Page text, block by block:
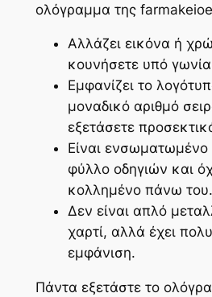
ολόγραμμα της
Αλλάζει εικόνα ή
κουνήσετε υπό
Εμφανίζει το
μοναδικό αριθμό
εξετάσετε
Είναι ενσωματωμένο
φύλλο οδηγιών και
κολλημένο πάνω του.
Δεν είναι απλό
χαρτί, αλλά έχει
εμφάνιση.
Πάντα εξετάστε το